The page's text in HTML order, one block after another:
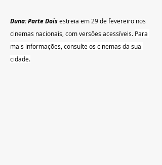
Duna: Parte Dois estreia em 29 de fevereiro nos
cinemas nacionais, com versões acessíveis. Para
mais informações, consulte os cinemas da sua
cidade.